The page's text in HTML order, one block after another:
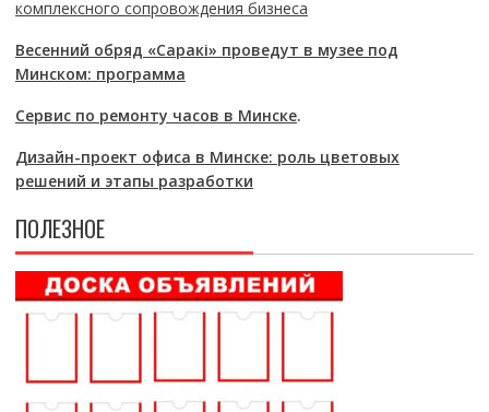
комплексного сопровождения бизнеса
Весенний обряд «Саракі» проведут в музее под
Минском: программа
Сервис по ремонту часов в Минске.
Дизайн-проект офиса в Минске: роль цветовых
решений и этапы разработки
ПОЛЕЗНОЕ